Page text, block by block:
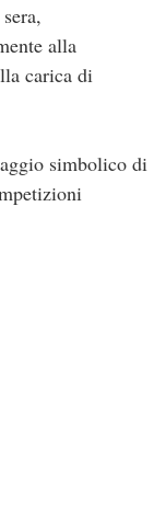
alla
carica di
simbolico di